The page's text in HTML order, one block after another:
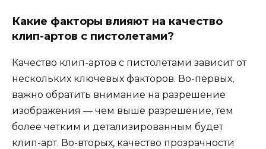
Какие факторы влияют на качество
клип-артов с пистолетами?
Качество клип-артов с пистолетами зависит от
нескольких ключевых факторов. Во-первых,
важно обратить внимание на разрешение
изображения — чем выше разрешение, тем
более четким и детализированным будет
клип-арт. Во-вторых, качество прозрачности